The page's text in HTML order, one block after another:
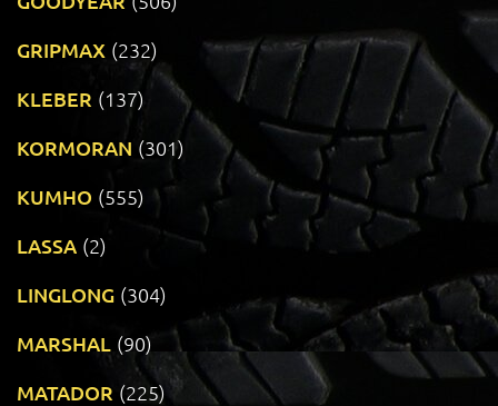
GRIPMAX (232)
KLEBER (137)
KORMORAN (301)
KUMHO (555)
LASSA (2)
LINGLONG (304)
MARSHAL (90)
MATADOR (225)